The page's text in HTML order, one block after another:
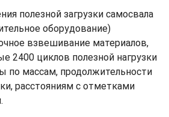
полезной загрузки самосвала
оборудование)
взвешивание материалов,
2400 циклов полезной нагрузки
по массам, продолжительности
расстояниям с отметками